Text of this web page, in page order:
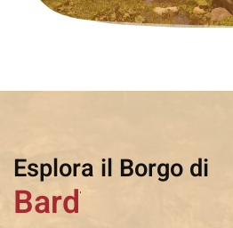
Esplora il Borgo di
Bard